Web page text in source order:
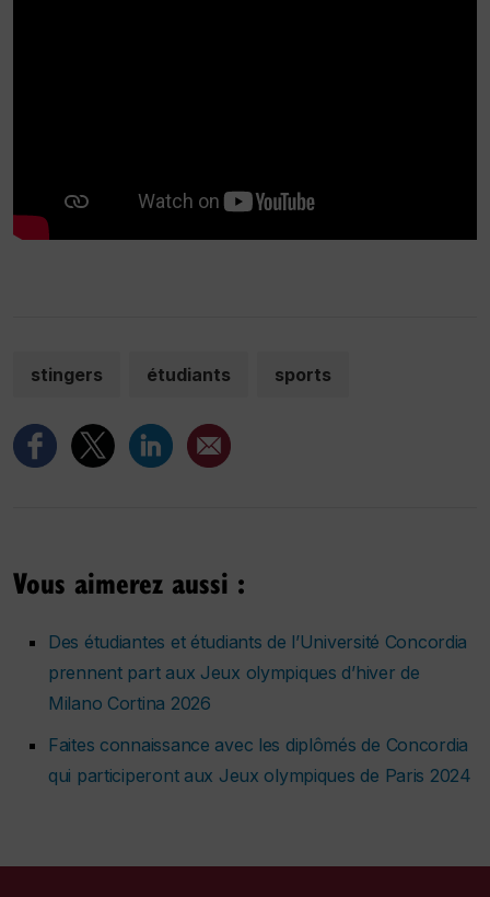
stingers étudiants sports
Vous aimerez aussi :
Des étudiantes et étudiants de l’Université Concordia
prennent part aux Jeux olympiques d’hiver de
Milano Cortina 2026
Faites connaissance avec les diplômés de Concordia
qui participeront aux Jeux olympiques de Paris 2024